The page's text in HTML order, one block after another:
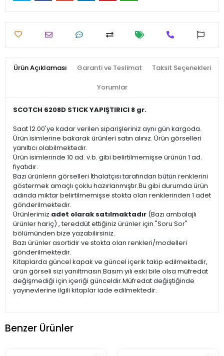
Ürün Açıklaması Garanti ve Teslimat Taksit Seçenekleri
Yorumlar
SCOTCH 6208D STICK YAPIŞTIRICI 8 gr.
Saat 12.00'ye kadar verilen siparişleriniz aynı gün kargoda.
Ürün isimlerine bakarak ürünleri satın alınız. Ürün görselleri
yanıltıcı olabilmektedir.
Ürün isimlerinde 10 ad. v.b. gibi belirtilmemişse ürünün 1 ad.
fiyatıdır.
Bazı ürünlerin görselleri İthalatçısı tarafından bütün renklerini
göstermek amaçlı çoklu hazırlanmıştır.Bu gibi durumda ürün
adında miktar belirtilmemişse stokta olan renklerinden 1 adet
gönderilmektedir.
Ürünlerimiz adet olarak satılmaktadır (Bazı ambalajlı
ürünler hariç) , tereddüt ettiğiniz ürünler için "Soru Sor"
bölümünden bize yazabilirsiniz.
Bazı ürünler asortidir ve stokta olan renkleri/modelleri
gönderilmektedir.
Kitaplarda güncel kapak ve güncel içerik takip edilmektedir,
ürün görseli sizi yanıltmasın.Basım yılı eski bile olsa müfredat
değişmediği için içeriği günceldir.Müfredat değiştiğinde
yayınevlerine ilgili kitaplar iade edilmektedir.
Benzer Ürünler